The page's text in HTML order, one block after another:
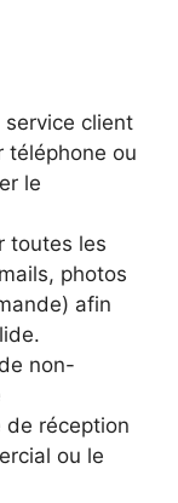
client
téléphone ou
le
toutes les
photos
afin
non-
de réception
ou le